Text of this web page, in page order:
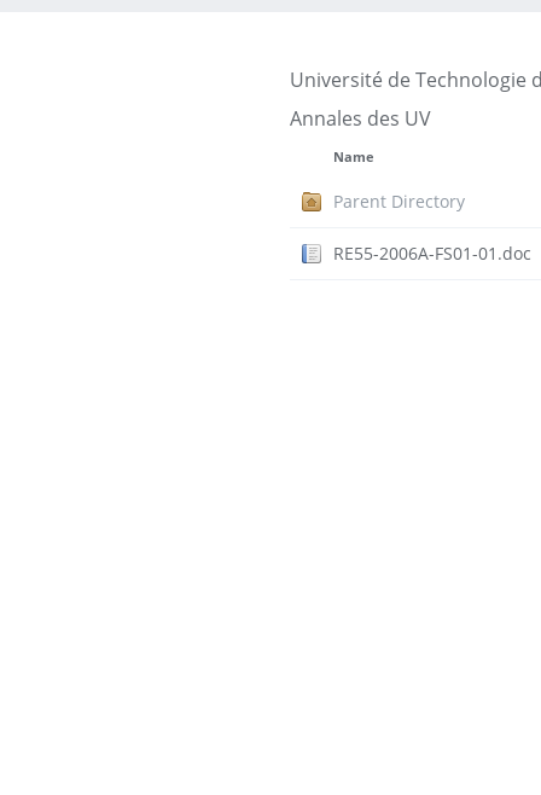
Université de Technologie
Annales des UV
Name
Parent Directory
RE55-2006A-FS01-01.doc